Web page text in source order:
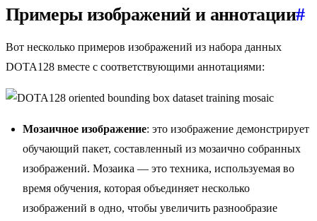
Примеры изображений и аннотации#
Вот несколько примеров изображений из набора данных
DOTA128 вместе с соответствующими аннотациями:
Мозаичное изображение: это изображение демонстрирует
обучающий пакет, составленный из мозаично собранных
изображений. Мозаика — это техника, используемая во
время обучения, которая объединяет несколько
изображений в одно, чтобы увеличить разнообразие